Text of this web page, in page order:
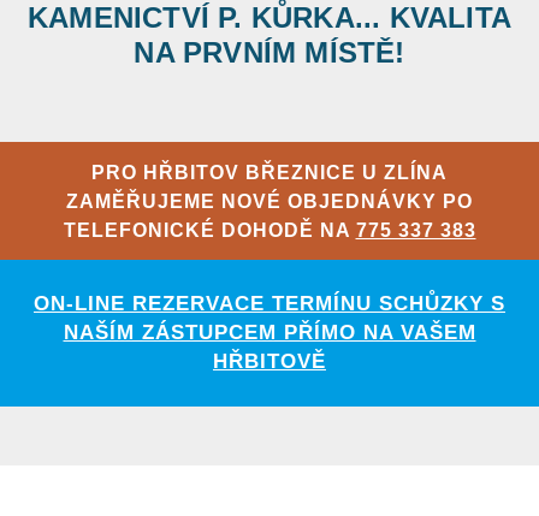
KAMENICTVÍ P. KŮRKA... KVALITA
NA PRVNÍM MÍSTĚ!
PRO HŘBITOV BŘEZNICE U ZLÍNA
ZAMĚŘUJEME NOVÉ OBJEDNÁVKY PO
TELEFONICKÉ DOHODĚ NA 775 337 383
ON-LINE REZERVACE TERMÍNU SCHŮZKY S
NAŠÍM ZÁSTUPCEM PŘÍMO NA VAŠEM
HŘBITOVĚ